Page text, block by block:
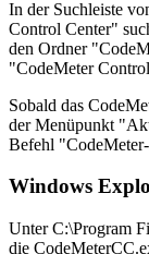
In der Suchleiste
Control Center"
den Ordner
"CodeMeter
Sobald das
der Menüpunkt
Befehl
Windows
Unter C:\Program
die